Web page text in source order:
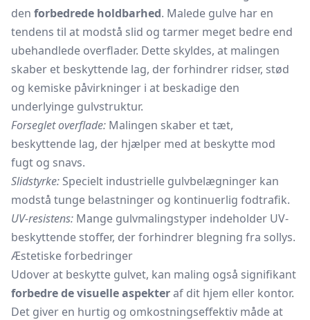
den forbedrede holdbarhed. Malede gulve har en
tendens til at modstå slid og tarmer meget bedre end
ubehandlede overflader. Dette skyldes, at malingen
skaber et beskyttende lag, der forhindrer ridser, stød
og kemiske påvirkninger i at beskadige den
underlyinge gulvstruktur.
Forseglet overflade: Malingen skaber et tæt,
beskyttende lag, der hjælper med at beskytte mod
fugt og snavs.
Slidstyrke: Specielt industrielle gulvbelægninger kan
modstå tunge belastninger og kontinuerlig fodtrafik.
UV-resistens: Mange gulvmalingstyper indeholder UV-
beskyttende stoffer, der forhindrer blegning fra sollys.
Æstetiske forbedringer
Udover at beskytte gulvet, kan maling også signifikant
forbedre de visuelle aspekteraf dit hjem eller kontor.
Det giver en hurtig og omkostningseffektiv måde at